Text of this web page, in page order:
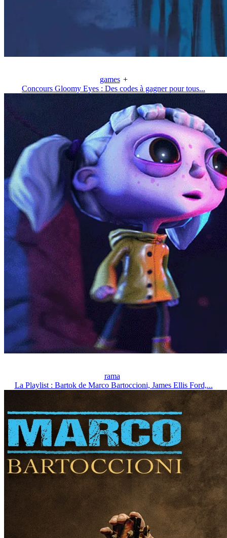
games +
Concours Gloomy Eyes : Des codes à gagner pour tous...
rama
La Playlist : Bartok de Marco Bartoccioni, James Ellis Ford,...